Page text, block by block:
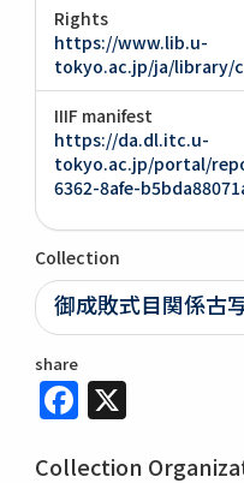
Rights
https://www.lib.u-
tokyo.ac.jp/ja/library/
IIIF manifest
https://da.dl.itc.u-
tokyo.ac.jp/portal/
6362-8afe-
Collection
御成敗式目関係古
share
Facebook
Collection